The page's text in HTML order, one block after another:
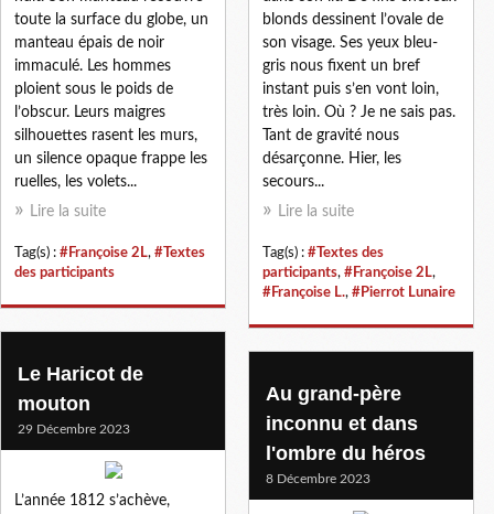
toute la surface du globe, un
manteau épais de noir
immaculé. Les hommes
ploient sous le poids de
l’obscur. Leurs maigres
silhouettes rasent les murs,
un silence opaque frappe les
ruelles, les volets...
Lire la suite
Tag(s) : #Françoise 2L, #Textes
des participants
blonds dessinent l’ovale de
son visage. Ses yeux bleu-
gris nous fixent un bref
instant puis s’en vont loin,
très loin. Où ? Je ne sais pas.
Tant de gravité nous
désarçonne. Hier, les
secours...
Lire la suite
Tag(s) : #Textes des
participants, #Françoise 2L,
#Françoise L., #Pierrot Lunaire
Le Haricot de
mouton
29 Décembre 2023
L’année 1812 s’achève,
Au grand-père
inconnu et dans
l'ombre du héros
8 Décembre 2023